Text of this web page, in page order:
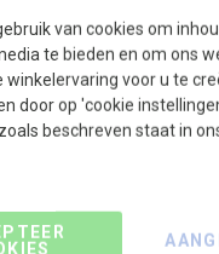
van cookies om
te bieden en om ons
winkelervaring voor u te
door op 'cookie
beschreven staat in
cm